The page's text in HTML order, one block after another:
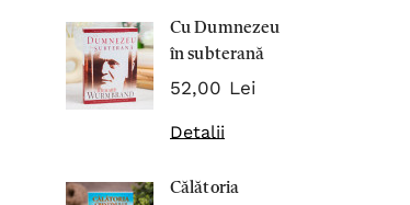
Cu Dumnezeu
în subterană
52,00 Lei
Detalii
Călătoria